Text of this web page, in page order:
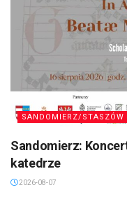
SANDOMIERZ/STASZÓW
Sandomierz:
katedrze
2026-08-07